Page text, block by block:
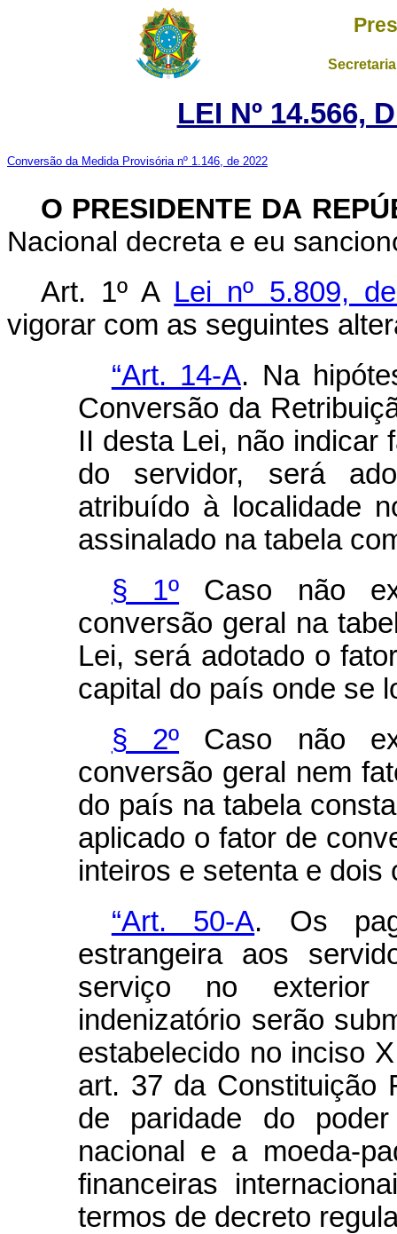
LEI Nº 14.566,
Conversão da Medida Provisória nº 1.146, de 2022
O PRESIDENTE DA
Nacional decreta e eu
Art. 1º A Lei nº 5.809,
vigorar com as seguintes
“Art. 14-A. Na
Conversão da
II desta Lei, não indicar
do servidor, será
atribuído à localidade
assinalado na tabela
§ 1º Caso não
conversão geral na
Lei, será adotado o
capital do país onde se
§ 2º Caso não
conversão geral nem
do país na tabela
aplicado o fator de
inteiros e setenta e dois
“Art. 50-A. Os
estrangeira aos
serviço no exterior
indenizatório serão
estabelecido no inciso
art. 37 da Constituição
de paridade do
nacional e a moeda-
financeiras
termos de decreto